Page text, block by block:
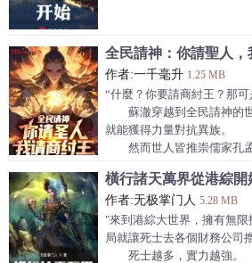
【老大，系統雙來陪你
【日臻成熟的您想要獨當
橫行的喪屍呀
全民請神：你請聖人
作者:一千毫升 1.25 MB
“什麼？你要請商紂王？那
蘇澈穿越到全民請神的世
就能獲得力量對抗異族。
然而世人皆推崇儒家孔孟
打得稀爛。
蘇澈：“在這個吃人的亂
“既然聖人救不了世，那
當全校斥巨資請聖人時，
龜甲，點上劣質香菸，直奔
橫行諸天萬界從港綜開
作者:无极掌门人 5.28 MB
"來到港綜大世界，擁有無
局就讓死士去各個財務公司
死士越多，實力越強。